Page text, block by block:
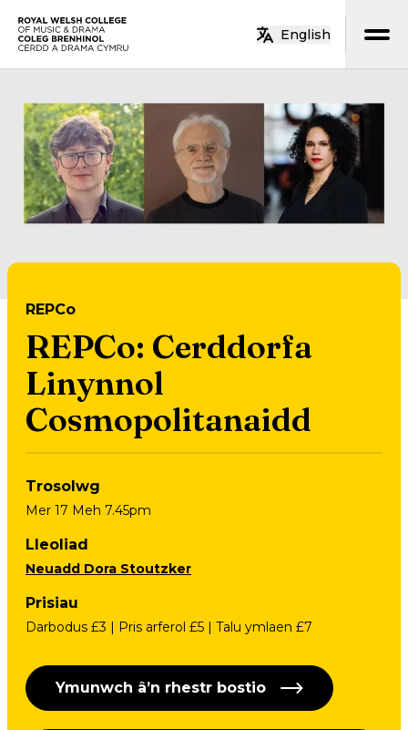
Neidio i’r prif gynnwys
English
REPCo
REPCo: Cerddorfa
Linynnol
Cosmopolitanaidd
Trosolwg
Mer 17 Meh 7.45pm
Lleoliad
Neuadd Dora Stoutzker
Prisiau
Darbodus £3 | Pris arferol £5 | Talu ymlaen £7
Ymunwch â’n rhestr bostio